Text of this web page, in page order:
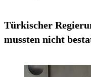
Türkischer
mussten nicht